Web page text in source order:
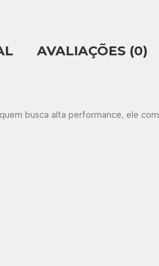
AVALIAÇÕES (0)
busca alta performance, ele